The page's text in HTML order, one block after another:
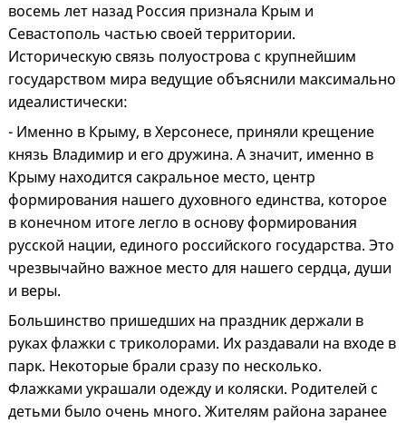
восемь лет назад Россия признала Крым и
Севастополь частью своей территории.
Историческую связь полуострова с крупнейшим
государством мира ведущие объяснили максимально
идеалистически:
- Именно в Крыму, в Херсонесе, приняли крещение
князь Владимир и его дружина. А значит, именно в
Крыму находится сакральное место, центр
формирования нашего духовного единства, которое
в конечном итоге легло в основу формирования
русской нации, единого российского государства. Это
чрезвычайно важное место для нашего сердца, души
и веры.
Большинство пришедших на праздник держали в
руках флажки с триколорами. Их раздавали на входе в
парк. Некоторые брали сразу по несколько.
Флажками украшали одежду и коляски. Родителей с
детьми было очень много. Жителям района заранее